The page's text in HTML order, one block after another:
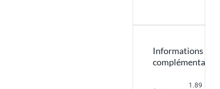
Informations
complémentaires
1.89